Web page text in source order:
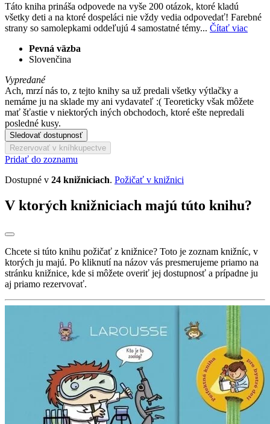
Táto kniha prináša odpovede na vyše 200 otázok, ktoré kladú
všetky deti a na ktoré dospeláci nie vždy vedia odpovedať! Farebné
strany so samolepkami oddeľujú 4 samostatné témy... Čítať viac
Pevná väzba
Slovenčina
Vypredané
Ach, mrzí nás to, z tejto knihy sa už predali všetky výtlačky a
nemáme ju na sklade my ani vydavateľ :( Teoreticky však môžete
mať šťastie v niektorých iných obchodoch, ktoré ešte nepredali
posledné kusy.
Sledovať dostupnosť
Rezervovať v kníhkupectve
Pridať do zoznamu
Dostupné v 24 knižniciach. Požičať v knižnici
V ktorých knižniciach majú túto knihu?
Chcete si túto knihu požičať z knižnice? Toto je zoznam knižníc, v
ktorých ju majú. Po kliknutí na názov vás presmerujeme priamo na
stránku knižnice, kde si môžete overiť jej dostupnosť a prípadne ju
aj priamo rezervovať.